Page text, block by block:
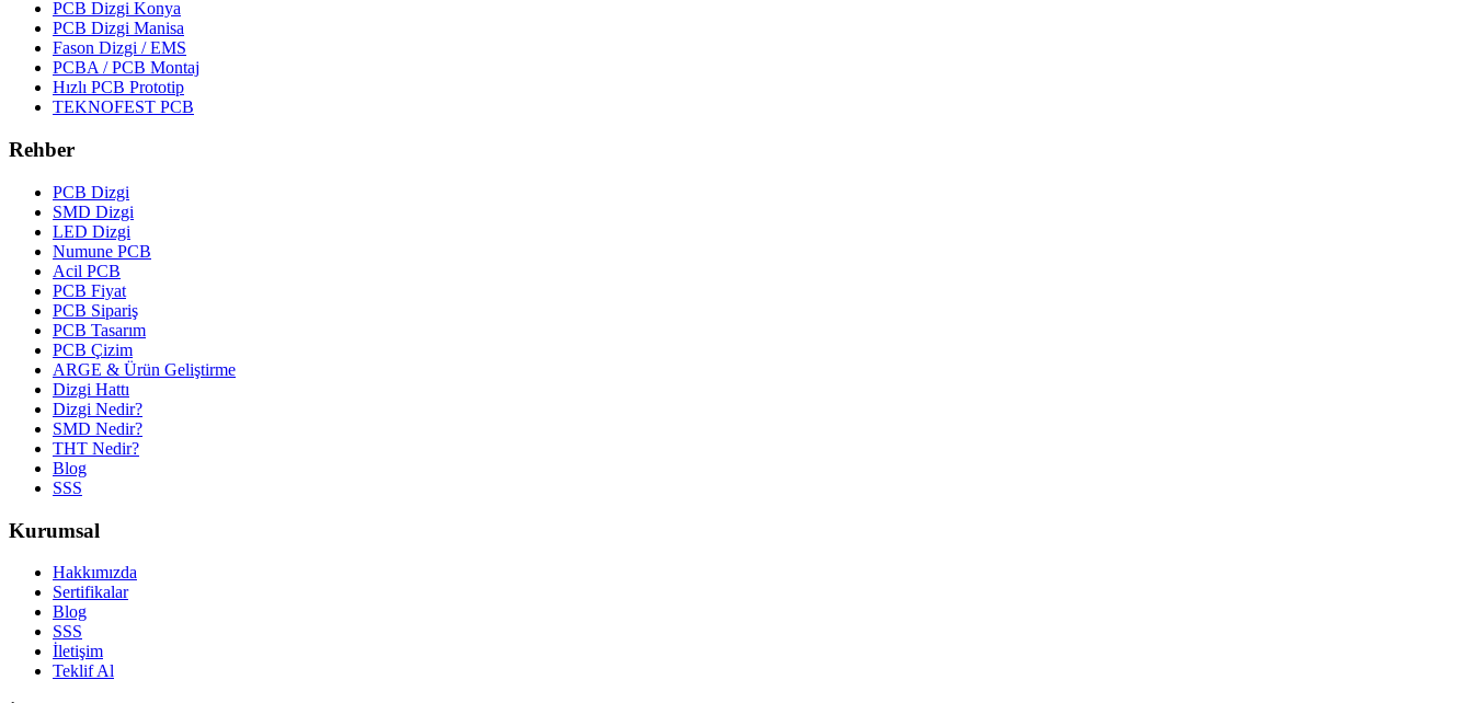
PCB Dizgi Konya
PCB Dizgi Manisa
Fason Dizgi / EMS
PCBA / PCB Montaj
Hızlı PCB Prototip
TEKNOFEST PCB
Rehber
PCB Dizgi
SMD Dizgi
LED Dizgi
Numune PCB
Acil PCB
PCB Fiyat
PCB Sipariş
PCB Tasarım
PCB Çizim
ARGE & Ürün Geliştirme
Dizgi Hattı
Dizgi Nedir?
SMD Nedir?
THT Nedir?
Blog
SSS
Kurumsal
Hakkımızda
Sertifikalar
Blog
SSS
İletişim
Teklif Al